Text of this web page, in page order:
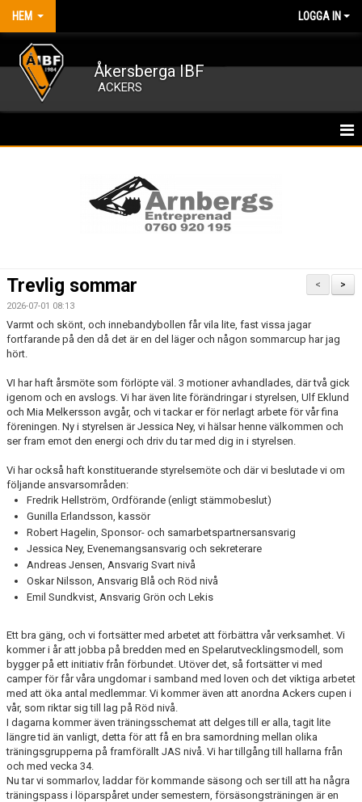
HEM LOGGA IN
Åkersberga IBF
ACKERS
MATCHER
MEDLEMSKAP
DOKUMENT
ACKERSCAMP
ACKERSTV
BÖRJA SPELA
PROVA PÅ
>
<
Trevlig sommar
2026-07-01 08:13
Varmt och skönt, och innebandybollen får vila lite, fast vissa jagar
fortfarande på den då det är en del läger och någon sommarcup har jag
hört.
VI har haft årsmöte som förlöpte väl. 3 motioner avhandlades, där två gick
igenom och en avslogs. Vi har även lite förändringar i styrelsen, Ulf Eklund
och Mia Melkersson avgår, och vi tackar er för nerlagt arbete för vår fina
föreningen. Ny i styrelsen är Jessica Ney, vi hälsar henne välkommen och
ser fram emot den energi och driv du tar med dig in i styrelsen.
Vi har också haft konstituerande styrelsemöte och där vi beslutade vi om
följande ansvarsområden:
Fredrik Hellström, Ordförande (enligt stämmobeslut)
Gunilla Erlandsson, kassör
Robert Hagelin, Sponsor- och samarbetspartnersansvarig
Jessica Ney, Evenemangsansvarig och sekreterare
Andreas Jensen, Ansvarig Svart nivå
Oskar Nilsson, Ansvarig Blå och Röd nivå
Emil Sundkvist, Ansvarig Grön och Lekis
Ett bra gäng, och vi fortsätter med arbetet att förbättra vår verksamhet. Vi
kommer i år att jobba på bredden med en Spelarutvecklingsmodell, som
bygger på ett initiativ från förbundet. Utöver det, så fortsätter vi med
camper för får våra ungdomar i samband med loven och det viktiga arbetet
med att öka antal medlemmar. Vi kommer även att anordna Ackers cupen i
vår, som riktar sig till lag på Röd nivå.
I dagarna kommer även träningsschemat att delges till er alla, tagit lite
längre tid än vanligt, detta för att få en bra samordning mellan olika
träningsgrupperna på framförallt JAS nivå. Vi har tillgång till hallarna från
och med vecka 34.
Nu tar vi sommarlov, laddar för kommande säsong och ser till att ha några
träningspass i löparspåret under semestern, försäsongsträningen är en